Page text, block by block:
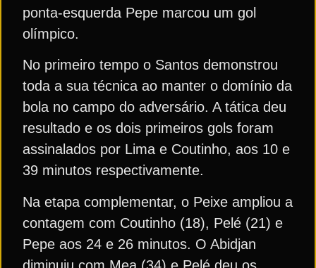
ponta-esquerda Pepe marcou um gol
olímpico.
No primeiro tempo o Santos demonstrou
toda a sua técnica ao manter o domínio da
bola no campo do adversário. A tática deu
resultado e os dois primeiros gols foram
assinalados por Lima e Coutinho, aos 10 e
39 minutos respectivamente.
Na etapa complementar, o Peixe ampliou a
contagem com Coutinho (18), Pelé (21) e
Pepe aos 24 e 26 minutos. O Abidjan
diminuiu com Mea (34) e Pelé deu os